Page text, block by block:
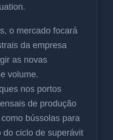
o mercado focará
da empresa
as novas
volume.
nos portos
de produção
bússolas para
do ciclo de superávit